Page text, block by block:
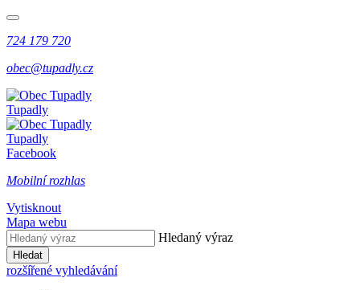
724 179 720
obec@tupadly.cz
Tupadly
Tupadly
Facebook
Mobilní rozhlas
Vytisknout
Mapa webu
Hledaný výraz
Hledat
rozšířené vyhledávání